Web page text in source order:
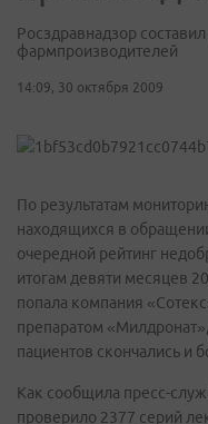
Росздравнадзор
фармпроизводителей
14:09, 30 октября 2009
По результатам
находящихся в
очередной рейтинг
итогам девяти месяцев
попала компания
препаратом
пациентов скончались и
Как сообщила пресс-
проверило 2377 серий